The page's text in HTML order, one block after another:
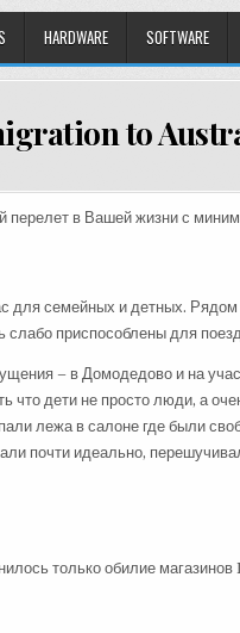
HARDWARE SOFTWARE
to
перелет в Вашей жизни с
для семейных и детных.
приспособлены для
– в Домодедово и на
что дети не просто люди, а
лежа в салоне где были
почти идеально,
только обилие